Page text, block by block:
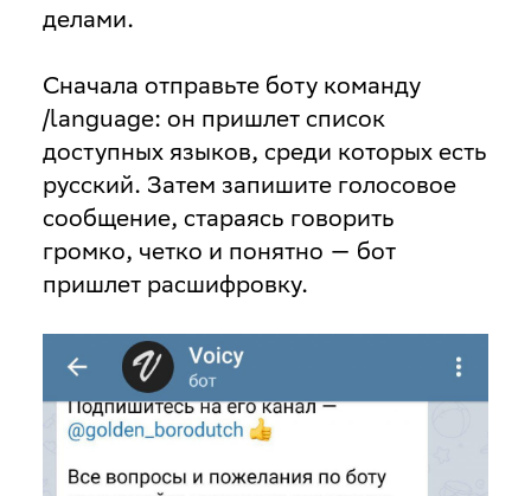
делами.
Сначала отправьте боту команду
/language: он пришлет список
доступных языков, среди которых есть
русский. Затем запишите голосовое
сообщение, стараясь говорить
громко, четко и понятно — бот
пришлет расшифровку.